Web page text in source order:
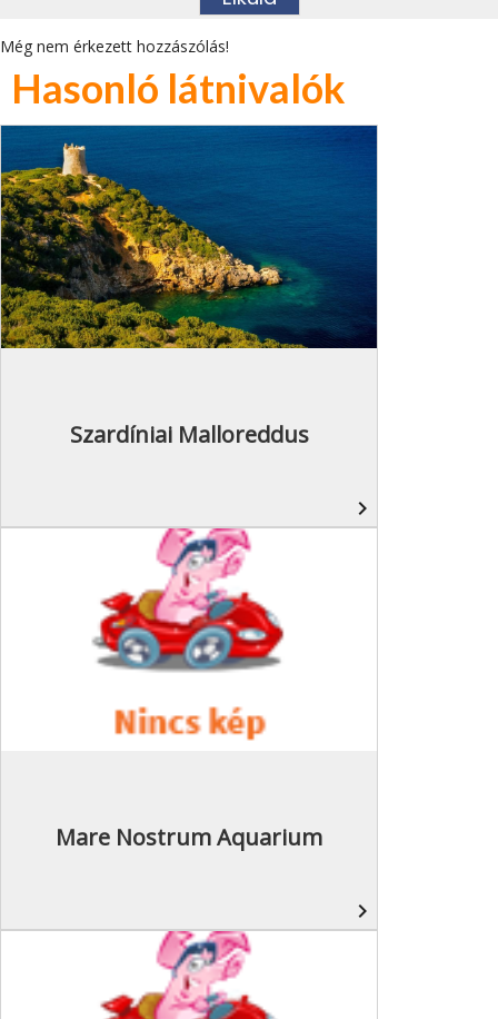
Még nem érkezett hozzászólás!
Hasonló látnivalók
Szardíniai Malloreddus
navigate_next
Mare Nostrum Aquarium
navigate_next